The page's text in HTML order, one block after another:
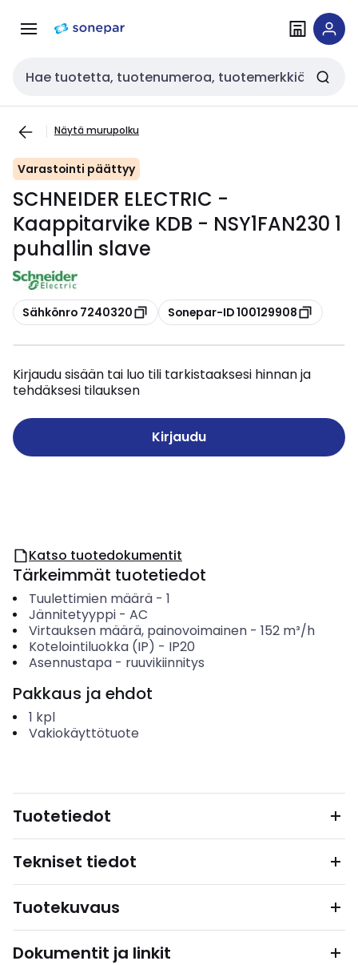
navigointiinsisältöön
Haku
Näytä murupolku
Varastointi päättyy
SCHNEIDER ELECTRIC -
Kaappitarvike KDB - NSY1FAN230 1
puhallin slave
Kopioi
Sähkönro 7240320 Kopioi
Sonepar-ID 100129908
Kirjaudu sisään tai luo tili tarkistaaksesi hinnan ja
tehdäksesi tilauksen
Kirjaudu
Katso tuotedokumentit
Tärkeimmät tuotetiedot
Tuulettimien määrä- 1
Jännitetyyppi- AC
Virtauksen määrä, painovoimainen- 152 m³/h
Kotelointiluokka (IP) - IP20
Asennustapa- ruuvikiinnitys
Pakkaus ja ehdot
1 kpl
Vakiokäyttötuote
Tuotetiedot
Tekniset tiedot
Tuotekuvaus
Dokumentit ja linkit